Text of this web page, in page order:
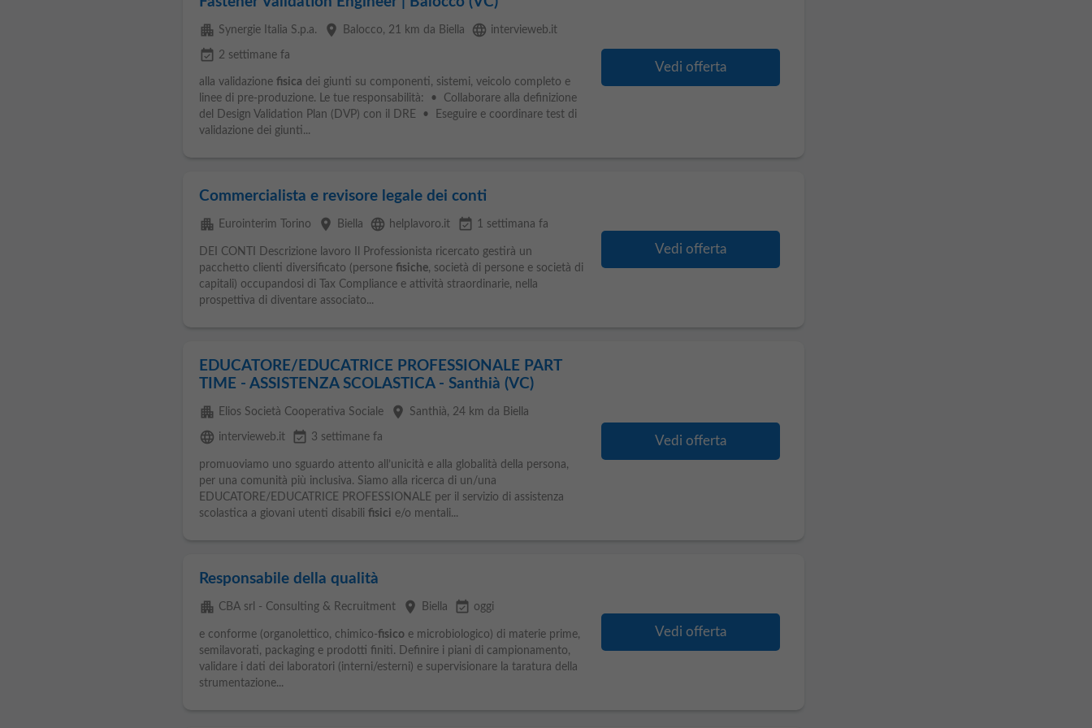
apartment Synergie Italia S.p.a. place Balocco, 21 km da Biella language intervieweb.it
event_available 2 settimane fa
alla validazione fisica dei giunti su componenti, sistemi, veicolo completo e
linee di pre-produzione. Le tue responsabilità: • Collaborare alla definizione
del Design Validation Plan (DVP) con il DRE • Eseguire e coordinare test di
validazione dei giunti...
Vedi offerta
Commercialista e revisore legale dei conti
apartment Eurointerim Torino place Biella language helplavoro.it event_available 1 settimana fa
DEI CONTI Descrizione lavoro Il Professionista ricercato gestirà un
pacchetto clienti diversificato (persone fisiche, società di persone e società di
capitali) occupandosi di Tax Compliance e attività straordinarie, nella
prospettiva di diventare associato...
Vedi offerta
EDUCATORE/EDUCATRICE PROFESSIONALE PART
TIME - ASSISTENZA SCOLASTICA - Santhià (VC)
apartment Elios Società Cooperativa Sociale place Santhià, 24 km da Biella
language intervieweb.it event_available 3 settimane fa
promuoviamo uno sguardo attento all’unicità e alla globalità della persona,
per una comunità più inclusiva. Siamo alla ricerca di un/una
EDUCATORE/EDUCATRICE PROFESSIONALE per il servizio di assistenza
scolastica a giovani utenti disabili fisici e/o mentali...
Vedi offerta
Responsabile della qualità
apartment CBA srl - Consulting & Recruitment place Biella event_available oggi
e conforme (organolettico, chimico-fisicoe microbiologico) di materie prime,
semilavorati, packaging e prodotti finiti. Definire i piani di campionamento,
validare i dati dei laboratori (interni/esterni) e supervisionare la taratura della
strumentazione...
Vedi offerta